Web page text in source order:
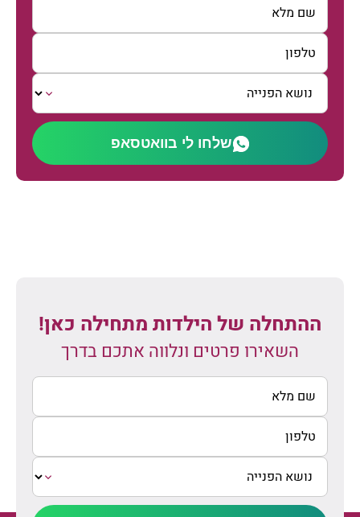
שלחו לי בוואטסאפ
ההתחלה של הילדות מתחילה כאן!
השאירו פרטים ונלווה אתכם בדרך